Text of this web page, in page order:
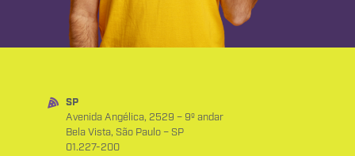
SP
Avenida Angélica, 2529 – 9º andar
Bela Vista, São Paulo – SP
01.227-200